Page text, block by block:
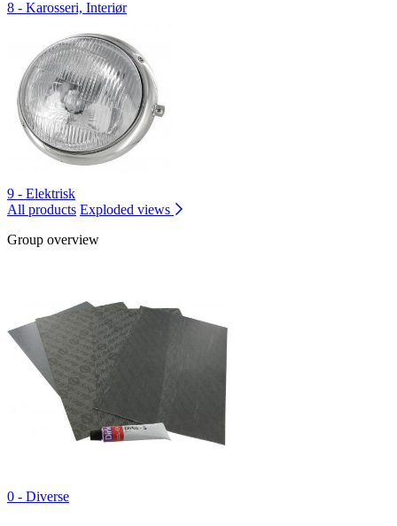
8 - Karosseri, Interiør
9 - Elektrisk
All products Exploded views
Group overview
0 - Diverse